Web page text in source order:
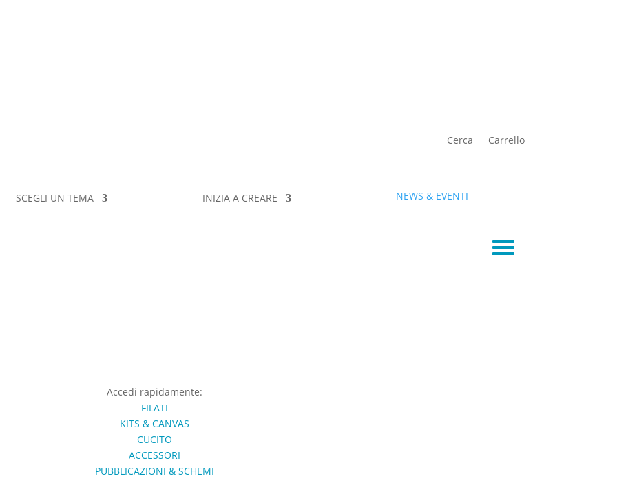
Cerca Carrello
SCEGLI UN TEMA INIZIA A CREARE NEWS & EVENTI
Accedi rapidamente:
FILATI
KITS & CANVAS
CUCITO
ACCESSORI
PUBBLICAZIONI & SCHEMI